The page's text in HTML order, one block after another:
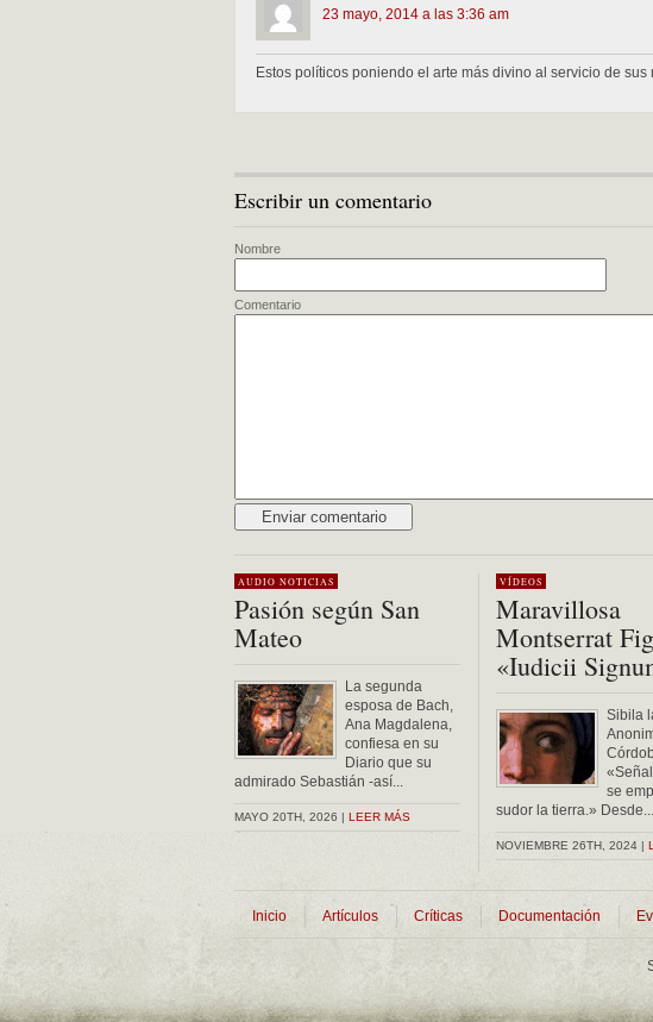
23 mayo, 2014 a las 3:36 am
Estos políticos poniendo el arte más divino al servicio de
Escribir un comentario
Nombre
Comentario
AUDIO NOTICIAS
Pasión según San
Mateo
La segunda
esposa de Bach,
Ana Magdalena,
confiesa en su
Diario que su
admirado Sebastián -así...
MAYO 20TH, 2026 | LEER MÁS
VÍDEOS
Maravillosa
Montserrat
«Iudicii
Sibila
se
sudor la tierra.» Desde...
NOVIEMBRE 26TH, 2024 |
Inicio Artículos Críticas Documentación